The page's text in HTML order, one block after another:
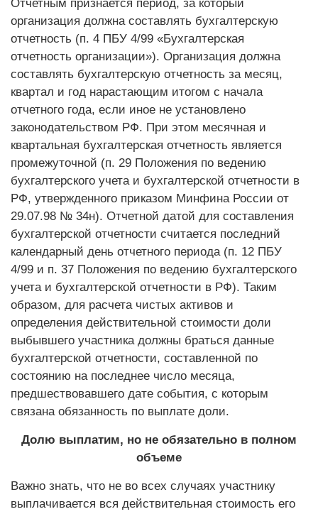
Отчетным признается период, за который
организация должна составлять бухгалтерскую
отчетность (п. 4 ПБУ 4/99 «Бухгалтерская
отчетность организации»). Организация должна
составлять бухгалтерскую отчетность за месяц,
квартал и год нарастающим итогом с начала
отчетного года, если иное не установлено
законодательством РФ. При этом месячная и
квартальная бухгалтерская отчетность является
промежуточной (п. 29 Положения по ведению
бухгалтерского учета и бухгалтерской отчетности в
РФ, утвержденного приказом Минфина России от
29.07.98 № 34н). Отчетной датой для составления
бухгалтерской отчетности считается последний
календарный день отчетного периода (п. 12 ПБУ
4/99 и п. 37 Положения по ведению бухгалтерского
учета и бухгалтерской отчетности в РФ). Таким
образом, для расчета чистых активов и
определения действительной стоимости доли
выбывшего участника должны браться данные
бухгалтерской отчетности, составленной по
состоянию на последнее число месяца,
предшествовавшего дате события, с которым
связана обязанность по выплате доли.
Долю выплатим, но не обязательно в полном
объеме
Важно знать, что не во всех случаях участнику
выплачивается вся действительная стоимость его